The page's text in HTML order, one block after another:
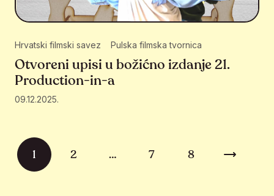
Hrvatski filmski savez Pulska filmska tvornica
Otvoreni upisi u božićno izdanje 21.
Production-in-a
09.12.2025.
Brojevi stranica objava
1 2 … 7 8